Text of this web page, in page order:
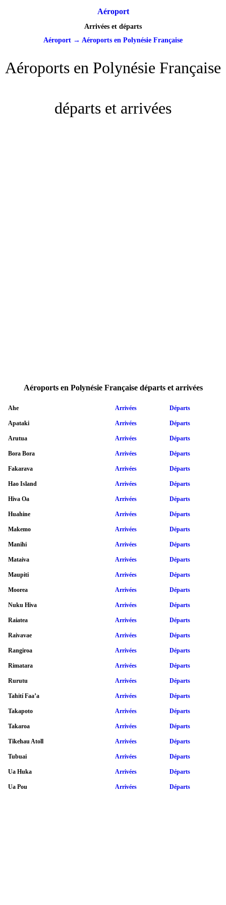
Aéroport
Arrivées et départs
Aéroport → Aéroports en Polynésie Française
Aéroports en Polynésie Française
départs et arrivées
Aéroports en Polynésie Française départs et arrivées
Ahe Arrivées Départs
Apataki Arrivées Départs
Arutua Arrivées Départs
Bora Bora Arrivées Départs
Fakarava Arrivées Départs
Hao Island Arrivées Départs
Hiva Oa Arrivées Départs
Huahine Arrivées Départs
Makemo Arrivées Départs
Manihi Arrivées Départs
Mataiva Arrivées Départs
Maupiti Arrivées Départs
Moorea Arrivées Départs
Nuku Hiva Arrivées Départs
Raiatea Arrivées Départs
Raivavae Arrivées Départs
Rangiroa Arrivées Départs
Rimatara Arrivées Départs
Rurutu Arrivées Départs
Tahití Faa’a Arrivées Départs
Takapoto Arrivées Départs
Takaroa Arrivées Départs
Tikehau Atoll Arrivées Départs
Tubuai Arrivées Départs
Ua Huka Arrivées Départs
Ua Pou Arrivées Départs